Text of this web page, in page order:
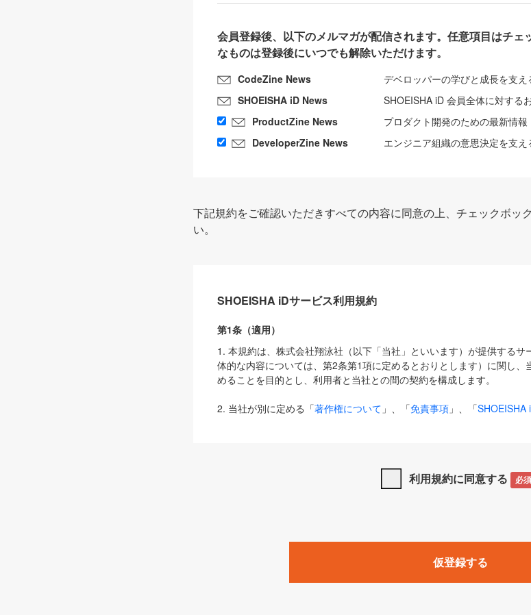
会員登録後、以下のメルマガが配信されます。任意項目はチェ
なものは登録後にいつでも解除いただけます。
CodeZine News
デベロッパーの学びと成長を支え
SHOEISHA iD News
SHOEISHA iD 会員全体に対する
ProductZine News
プロダクト開発のための最新情報
DeveloperZine News
エンジニア組織の意思決定を支え
下記規約をご確認いただきすべての内容に同意の上、チェックボッ
い。
SHOEISHA iDサービス利用規約
第1条（適用）
1. 本規約は、株式会社翔泳社（以下「当社」といいます）が提供する
体的な内容については、第2条第1項に定めるとおりとします）に関し
めることを目的とし、利用者と当社との間の契約を構成します。
2. 当社が別に定める「著作権について 」、「免責事項 」、「SHOEISHA
は、本規約の規定が優先して適用されるものとします。
1. 「本サービス」とは、当社が提供する以下のサービス（名称や内容が
みます）及びこれらサービスに関連して当社が実施するイベントやキャ
「SEBook」「SEShop」「CodeZine」「MarkeZine」「EnterpriseZine
利用規約に同意する 必須
仮登録する